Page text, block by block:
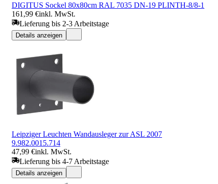
DIGITUS Sockel 80x80cm RAL 7035 DN-19 PLINTH-8/8-1
161,99 €inkl. MwSt.
Lieferung bis 2-3 Arbeitstage
Details anzeigen
Leipziger Leuchten Wandausleger zur ASL 2007
9.982.0015.714
47,99 €inkl. MwSt.
Lieferung bis 4-7 Arbeitstage
Details anzeigen